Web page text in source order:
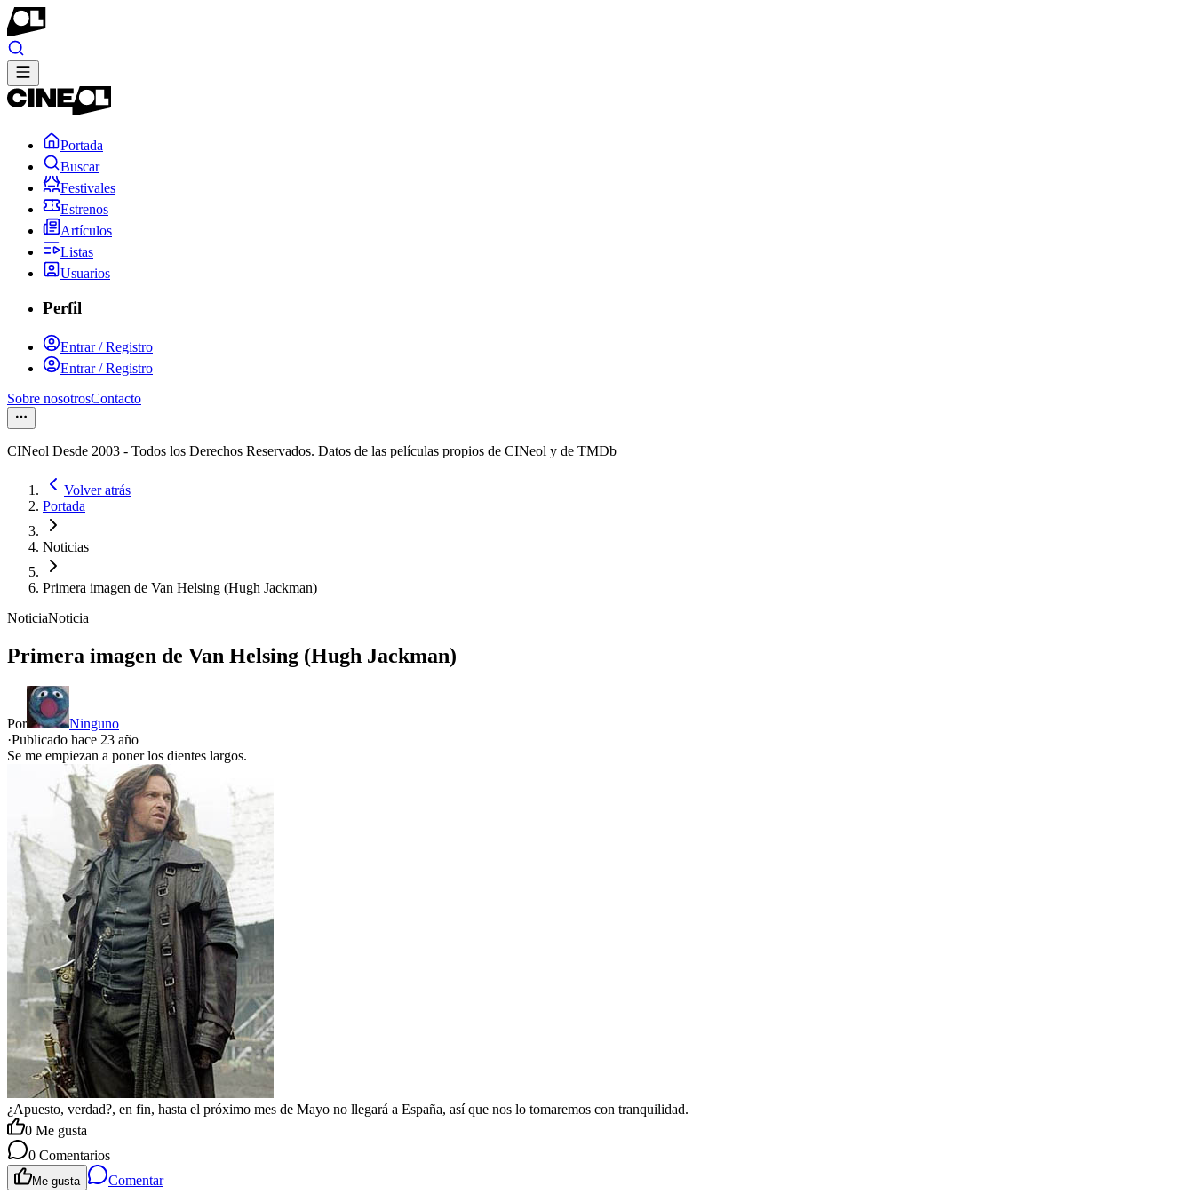
Portada
Buscar
Festivales
Estrenos
Artículos
Listas
Usuarios
Perfil
Entrar / Registro
Entrar / Registro
Sobre nosotrosContacto
CINeol Desde 2003 - Todos los Derechos Reservados. Datos de las películas propios de CINeol y de TMDb
Volver atrás
Portada
Noticias
Primera imagen de Van Helsing (Hugh Jackman)
NoticiaNoticia
Primera imagen de Van Helsing (Hugh Jackman)
Por
Ninguno
·Publicado hace 23 año
Se me empiezan a poner los dientes largos.
¿Apuesto, verdad?, en fin, hasta el próximo mes de Mayo no llegará a España, así que nos lo tomaremos con tranquilidad.
0 Me gusta
0 Comentarios
Me gusta Comentar